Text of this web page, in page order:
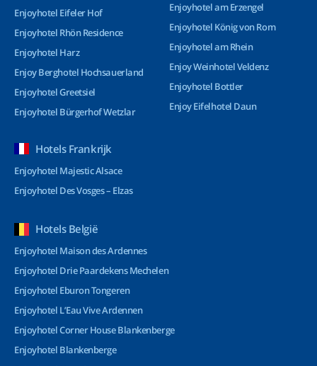
Enjoyhotel Eifeler Hof
Enjoyhotel Rhön Residence
Enjoyhotel Harz
Enjoy Berghotel Hochsauerland
Enjoyhotel Greetsiel
Enjoyhotel Bürgerhof Wetzlar
Enjoyhotel am Erzengel
Enjoyhotel König von Rom
Enjoyhotel am Rhein
Enjoy Weinhotel Veldenz
Enjoyhotel Bottler
Enjoy Eifelhotel Daun
Hotels Frankrijk
Enjoyhotel Majestic Alsace
Enjoyhotel Des Vosges – Elzas
Hotels België
Enjoyhotel Maison des Ardennes
Enjoyhotel Drie Paardekens Mechelen
Enjoyhotel Eburon Tongeren
Enjoyhotel L’Eau Vive Ardennen
Enjoyhotel Corner House Blankenberge
Enjoyhotel Blankenberge